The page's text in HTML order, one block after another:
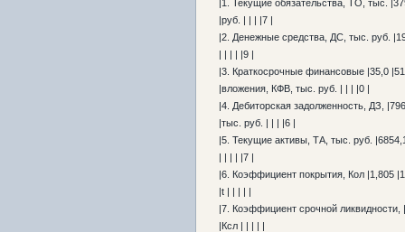
|1. Текущие обязательства, ТО, тыс.
|руб. | | | |7 |
|2. Денежные средства, ДС, тыс. руб.
| | | | |9 |
|3. Краткосрочные финансовые |35,0
|вложения, КФВ, тыс. руб. | | | |0 |
|4. Дебиторская задолженность, ДЗ,
|тыс. руб. | | | |6 |
|5. Текущие активы, ТА, тыс. руб.
| | | | |7 |
|6. Коэффициент покрытия, Кол |1,805
|t | | | | |
|7. Коэффициент срочной ликвидности,
|Ксл | | | | |